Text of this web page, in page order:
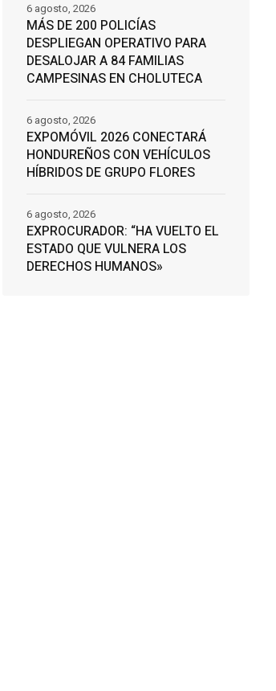
MÁS DE 200 POLICÍAS
DESPLIEGAN OPERATIVO PARA
DESALOJAR A 84 FAMILIAS
CAMPESINAS EN CHOLUTECA
6 agosto, 2026
EXPOMÓVIL 2026 CONECTARÁ
HONDUREÑOS CON VEHÍCULOS
HÍBRIDOS DE GRUPO FLORES
6 agosto, 2026
EXPROCURADOR: “HA VUELTO EL
ESTADO QUE VULNERA LOS
DERECHOS HUMANOS»
6 agosto, 2026